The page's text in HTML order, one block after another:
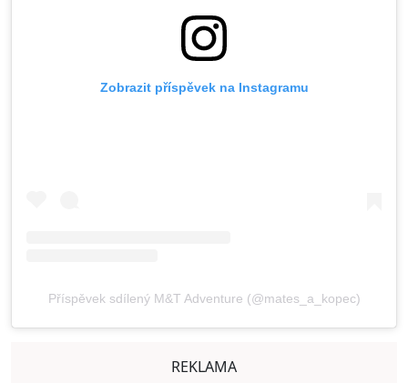
Zobrazit příspěvek na Instagramu
Příspěvek sdílený M&T Adventure (@mates_a_kopec)
REKLAMA